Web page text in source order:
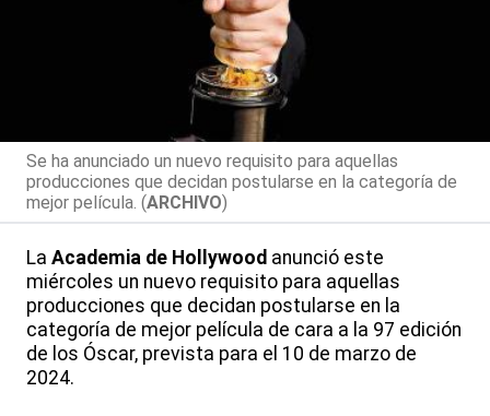
Se ha anunciado un nuevo requisito para aquellas
producciones que decidan postularse en la categoría de
mejor película. (ARCHIVO)
La Academia de Hollywood anunció este
miércoles un nuevo requisito para aquellas
producciones que decidan postularse en la
categoría de mejor película de cara a la 97 edición
de los Óscar, prevista para el 10 de marzo de
2024.